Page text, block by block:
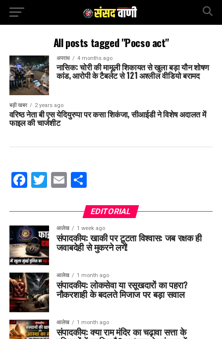
All posts tagged "Pocso act"
अपराध 4 months ago
नासिक: चोरी की मामूली शिकायत से खुला बड़ा यौन शोषण
कांड, आरोपी के टैबलेट से 121 अश्लील वीडियो बरामद
बड़ी खबर 2 years ago
वरिष्ठ नेता बी एस येदियुरप्पा पर कसा शिकंजा, सीआईडी ने विशेष अदालत में
फाइल की चार्जशीट
Facebook
Twitter
EmailShare
EDITORIAL
आलेख 1 week ago
संपादकीय: खाकी पर टूटता विश्वास: जब रक्षक ही
जवाबदेही से मुकरने लगें!
आलेख 1 month ago
संपादकीय: लोकसेवा या रसूखदारों का पहरा?
नौकरशाही के बदलते मिजाज पर बड़ा सवाल
आलेख 1 month ago
संपादकीय: क्या राम मंदिर का चढ़ावा सत्ता के